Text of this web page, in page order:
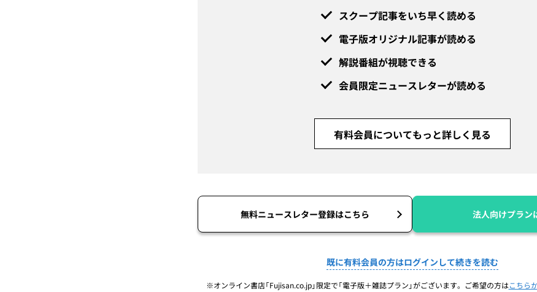
スクープ記事をいち早く読める
電子版オリジナル記事が読める
解説番組が視聴できる
会員限定ニュースレターが読める
有料会員についてもっと詳しく見る
無料ニュースレター登録はこちら 法人向けプラン
既に有料会員の方はログインして続きを読む
※オンライン書店「Fujisan.co.jp」限定で「電子版＋雑誌プラン」がございます。ご希望の方はこちら